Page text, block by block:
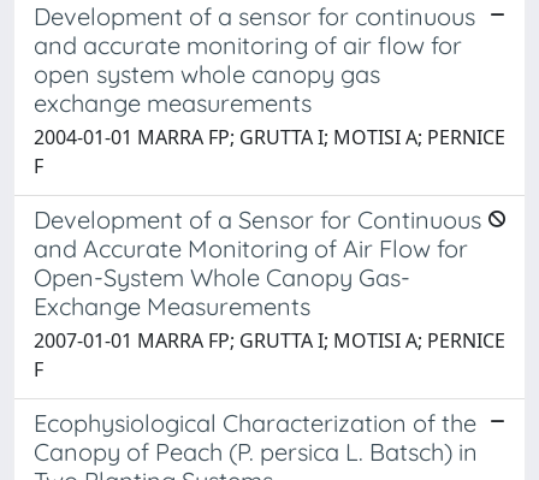
Development of a sensor for continuous
and accurate monitoring of air flow for
open system whole canopy gas
exchange measurements
2004-01-01 MARRA FP; GRUTTA I; MOTISI A; PERNICE
F
Development of a Sensor for Continuous
and Accurate Monitoring of Air Flow for
Open-System Whole Canopy Gas-
Exchange Measurements
2007-01-01 MARRA FP; GRUTTA I; MOTISI A; PERNICE
F
Ecophysiological Characterization of the
Canopy of Peach (P. persica L. Batsch) in